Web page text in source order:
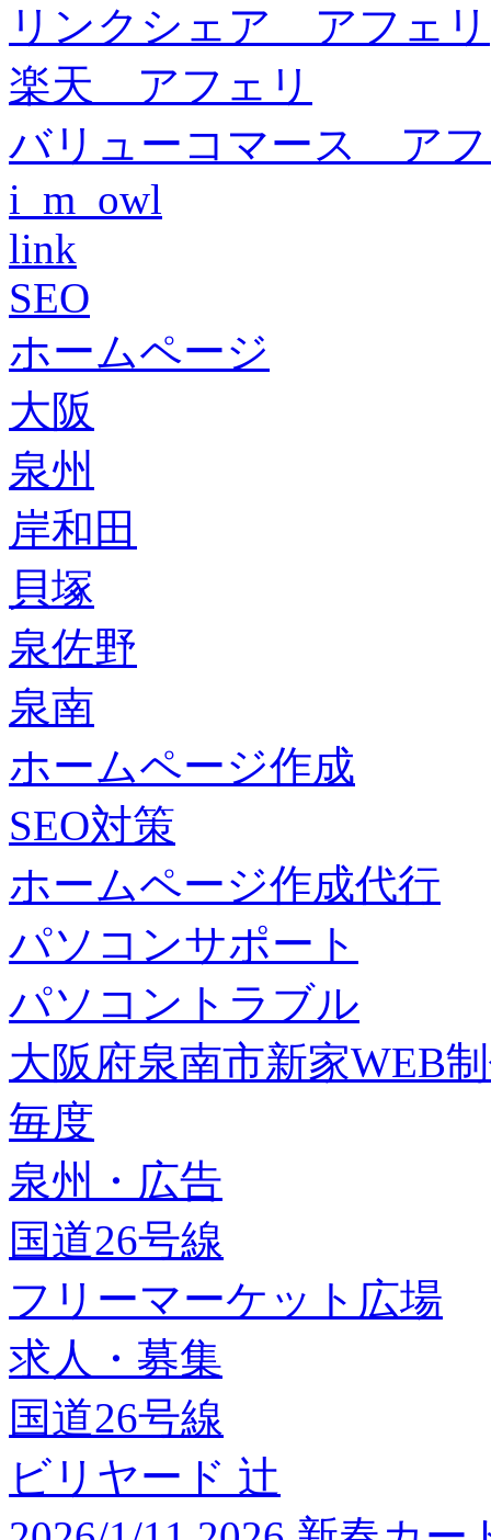
リンクシェア アフェリ
楽天 アフェリ
バリューコマース ア
i_m_owl
link
SEO
ホームページ
大阪
泉州
岸和田
貝塚
泉佐野
泉南
ホームページ作成
SEO対策
ホームページ作成代行
パソコンサポート
パソコントラブル
大阪府泉南市新家WEB
毎度
泉州・広告
国道26号線
フリーマーケット広場
求人・募集
国道26号線
ビリヤード 辻